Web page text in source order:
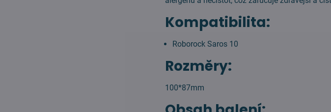
Kompatibilita:
Roborock Saros 10
Rozměry:
100*87mm